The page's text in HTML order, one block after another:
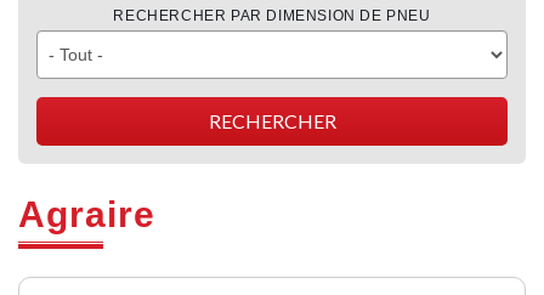
RECHERCHER PAR DIMENSION DE PNEU
Agraire